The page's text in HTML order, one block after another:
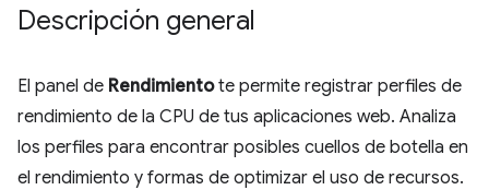
Descripción general
El panel de Rendimientote permite registrar perfiles de
rendimiento de la CPU de tus aplicaciones web. Analiza
los perfiles para encontrar posibles cuellos de botella en
el rendimiento y formas de optimizar el uso de recursos.